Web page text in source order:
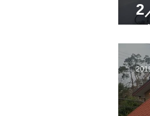
令
令和
令和
2